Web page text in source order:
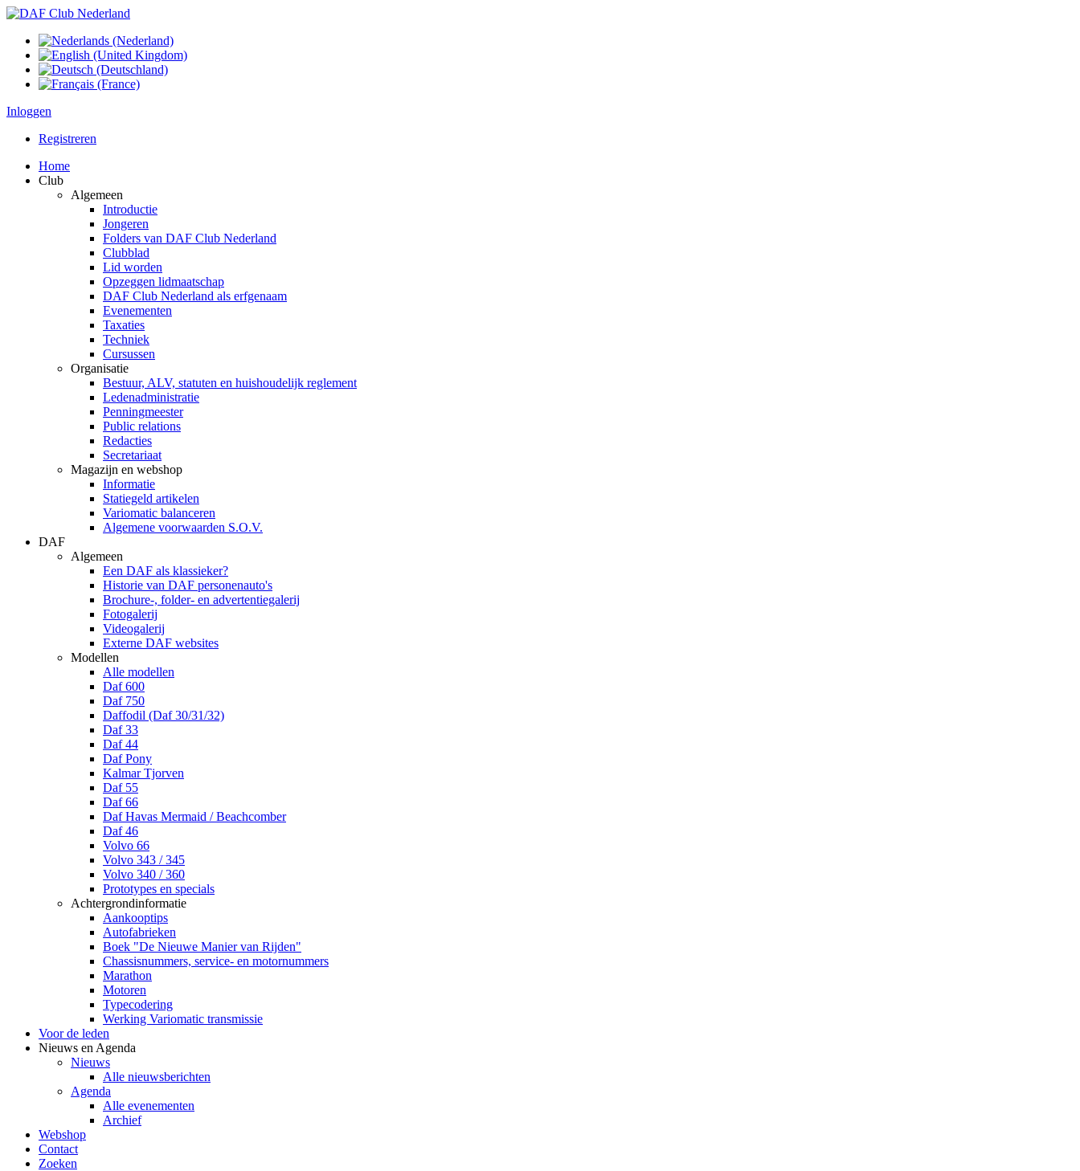
Inloggen
Registreren
Home
Club
Algemeen
Introductie
Jongeren
Folders van DAF Club Nederland
Clubblad
Lid worden
Opzeggen lidmaatschap
DAF Club Nederland als erfgenaam
Evenementen
Taxaties
Techniek
Cursussen
Organisatie
Bestuur, ALV, statuten en huishoudelijk reglement
Ledenadministratie
Penningmeester
Public relations
Redacties
Secretariaat
Magazijn en webshop
Informatie
Statiegeld artikelen
Variomatic balanceren
Algemene voorwaarden S.O.V.
DAF
Algemeen
Een DAF als klassieker?
Historie van DAF personenauto's
Brochure-, folder- en advertentiegalerij
Fotogalerij
Videogalerij
Externe DAF websites
Modellen
Alle modellen
Daf 600
Daf 750
Daffodil (Daf 30/31/32)
Daf 33
Daf 44
Daf Pony
Kalmar Tjorven
Daf 55
Daf 66
Daf Havas Mermaid / Beachcomber
Daf 46
Volvo 66
Volvo 343 / 345
Volvo 340 / 360
Prototypes en specials
Achtergrondinformatie
Aankooptips
Autofabrieken
Boek "De Nieuwe Manier van Rijden"
Chassisnummers, service- en motornummers
Marathon
Motoren
Typecodering
Werking Variomatic transmissie
Voor de leden
Nieuws en Agenda
Nieuws
Alle nieuwsberichten
Agenda
Alle evenementen
Archief
Webshop
Contact
Zoeken